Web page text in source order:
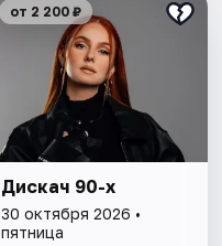
от 2 200 ₽
Дискач 90-х
30 октября 2026 •
пятница